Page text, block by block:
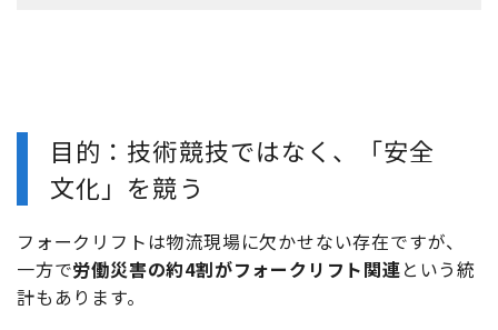
目的：技術競技ではなく、「安全
文化」を競う
フォークリフトは物流現場に欠かせない存在ですが、
一方で労働災害の約4割がフォークリフト関連という統
計もあります。